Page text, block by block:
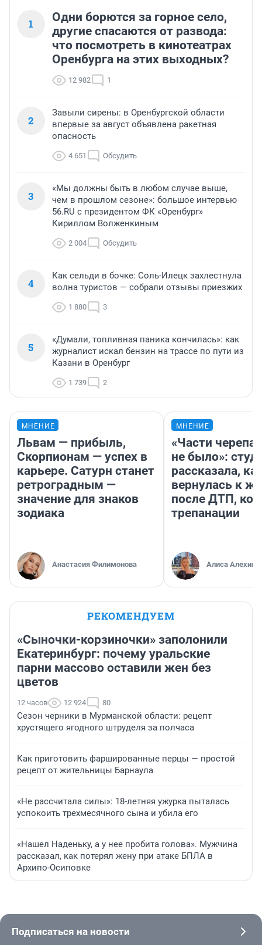
1
Одни борются за горное село,
другие спасаются от развода:
что посмотреть в кинотеатрах
Оренбурга на этих выходных?
12 982 1
2
Завыли сирены: в Оренбургской области
впервые за август объявлена ракетная
опасность
4 651 Обсудить
3
«Мы должны быть в любом случае выше,
чем в прошлом сезоне»: большое интервью
56.RU с президентом ФК «Оренбург»
Кириллом Волженкиным
2 004 Обсудить
4
Как сельди в бочке: Соль-Илецк захлестнула
волна туристов — собрали отзывы приезжих
1 880 3
5
«Думали, топливная паника кончилась»: как
журналист искал бензин на трассе по пути из
Казани в Оренбург
1 739 2
МНЕНИЕ
Львам — прибыль,
Скорпионам — успех в
карьере. Сатурн станет
ретроградным —
значение для знаков
зодиака
Анастасия Филимонова
МНЕНИЕ
«Части черепа
не было»:
рассказала,
вернулась к
после ДТП,
трепанации
Алиса Алехина
РЕКОМЕНДУЕМ
«Сыночки-корзиночки» заполонили
Екатеринбург: почему уральские
парни массово оставили жен без
цветов
12 часов 12 924 80
Сезон черники в Мурманской области: рецепт
хрустящего ягодного штруделя за полчаса
Как приготовить фаршированные перцы — простой
рецепт от жительницы Барнаула
«Не рассчитала силы»: 18-летняя ужурка пыталась
успокоить трехмесячного сына и убила его
«Нашел Наденьку, а у нее пробита голова». Мужчина
рассказал, как потерял жену при атаке БПЛА в
Архипо-Осиповке
Подписаться на новости